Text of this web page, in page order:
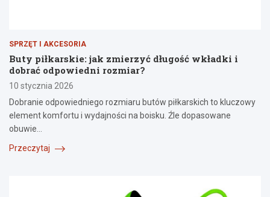
SPRZĘT I AKCESORIA
Buty piłkarskie: jak zmierzyć długość wkładki i
dobrać odpowiedni rozmiar?
10 stycznia 2026
Dobranie odpowiedniego rozmiaru butów piłkarskich to kluczowy
element komfortu i wydajności na boisku. Źle dopasowane
obuwie…
Przeczytaj